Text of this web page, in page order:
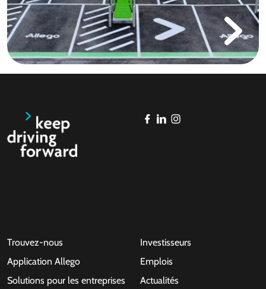
Trouvez-nous
Application Allego
Solutions pour les entreprises
Investisseurs
Emplois
Actualités